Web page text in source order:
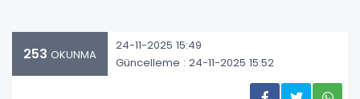
253 OKUNMA
24-11-2025 15:49
Güncelleme : 24-11-2025 15:52